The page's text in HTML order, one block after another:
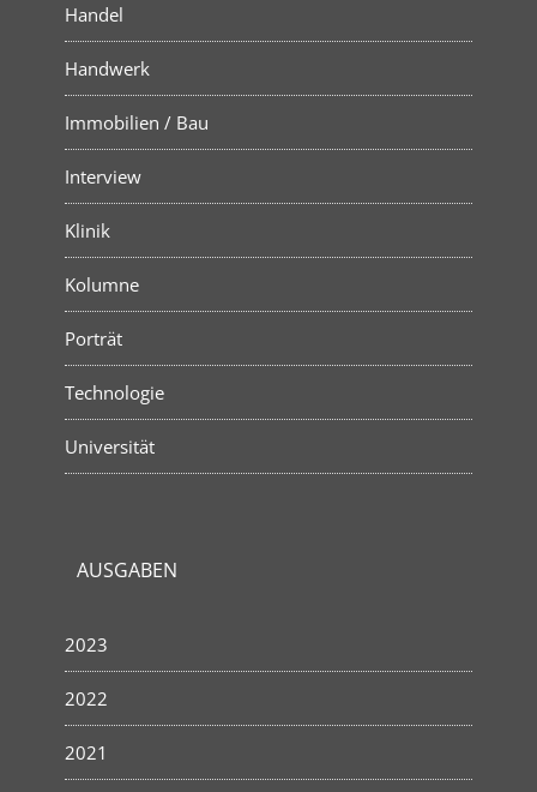
Handel
Handwerk
Immobilien / Bau
Interview
Klinik
Kolumne
Porträt
Technologie
Universität
AUSGABEN
2023
2022
2021